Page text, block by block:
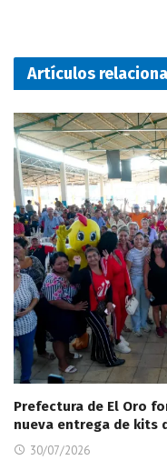
Artículos
Prefectura de El Oro
nueva entrega de kits
30/07/2026